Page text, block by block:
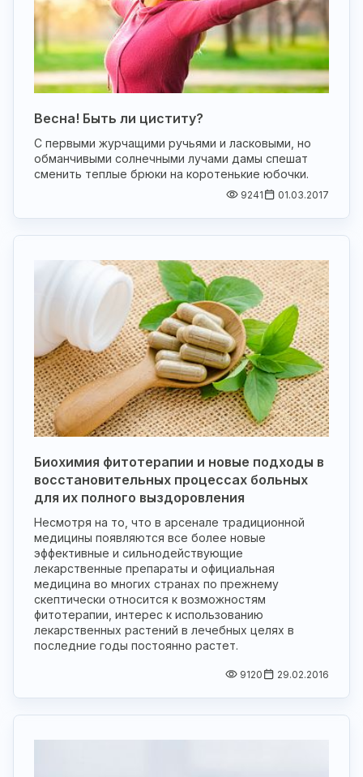
Весна! Быть ли циститу?
С первыми журчащими ручьями и ласковыми, но
обманчивыми солнечными лучами дамы спешат
сменить теплые брюки на коротенькие юбочки.
9241 01.03.2017
Биохимия фитотерапии и новые подходы в
восстановительных процессах больных
для их полного выздоровления
Несмотря на то, что в арсенале традиционной
медицины появляются все более новые
эффективные и сильнодействующие
лекарственные препараты и официальная
медицина во многих странах по прежнему
скептически относится к возможностям
фитотерапии, интерес к использованию
лекарственных растений в лечебных целях в
последние годы постоянно растет.
9120 29.02.2016